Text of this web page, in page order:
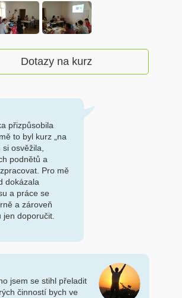
Dotazy na kurz
přizpůsobila
to byl kurz „na
osvěžila,
podnětů a
Pro mě
dokázala
a práce se
a zároveň
doporučit.
jsem se stihl přeladit
činností bych ve